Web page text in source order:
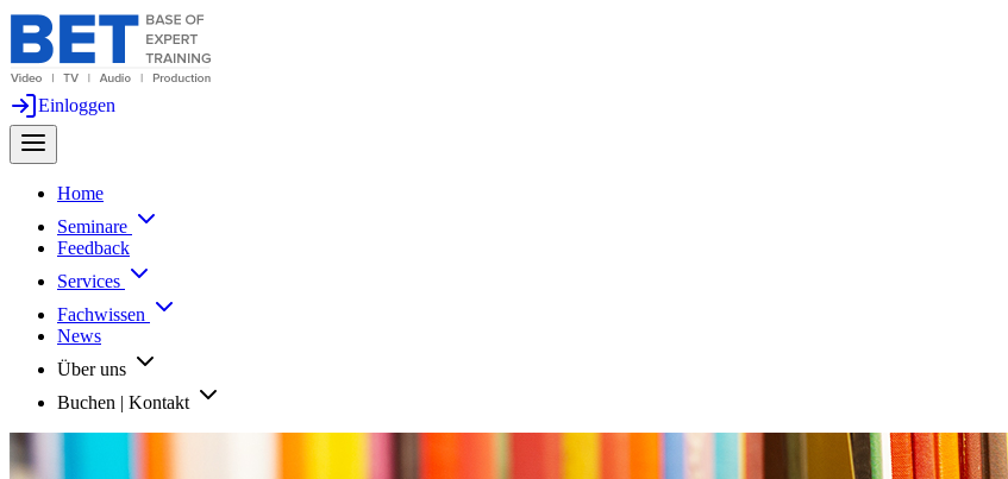
Einloggen
Home
Seminare
Feedback
Services
Fachwissen
News
Über uns
Buchen | Kontakt